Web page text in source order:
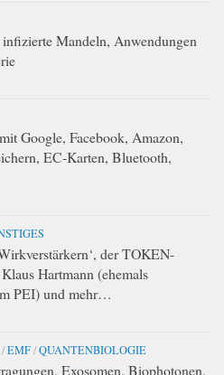
Mandeln, Anwendungen
Google, Facebook, Amazon,
EC-Karten, Bluetooth,
der TOKEN-
Hartmann (ehemals
PEI) und mehr…
/EMF/QUANTENBIOLOGIE
Exosomen, Biophotonen,